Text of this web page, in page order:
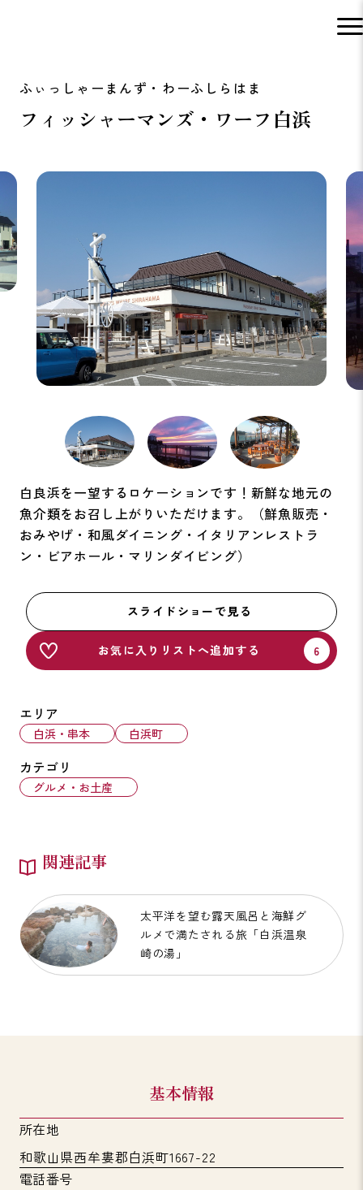
フィッシャーマンズ・ワーフ白浜
白良浜を一望するロケーションです！新鮮な地元の
魚介類をお召し上がりいただけます。（鮮魚販売・
おみやげ・和風ダイニング・イタリアンレストラ
ン・ビアホール・マリンダイビング）
スライドショーで見る
お気に入りリストへ追加する
エリア
白浜・串本 白浜町
カテゴリ
グルメ・お土産
関連記事
太平洋を望む露天風呂と海鮮グ
ルメで満たされる旅「白浜温泉
崎の湯」
基本情報
所在地
和歌山県西牟婁郡白浜町1667-22
電話番号